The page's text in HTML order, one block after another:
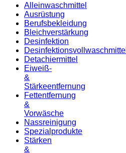
Alleinwaschmittel
Ausrüstung
Berufsbekleidung
Bleichverstärkung
Desinfektion
Desinfektionsvollwaschmittel
Detachiermittel
Eiweiß-
&
Stärkeentfernung
Fettentfernung
&
Vorwäsche
Nassreinigung
Spezialprodukte
Stärken
&